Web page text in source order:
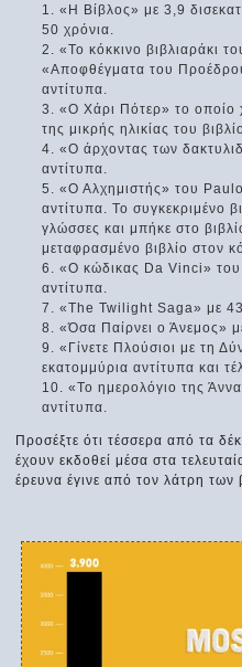
«Η Βίβλος» με 3,9
50 χρόνια.
«Το κόκκινο βιβλιαράκι
«Αποφθέγματα του
αντίτυπα.
«Ο Χάρι Πότερ» το οποίο
της μικρής ηλικίας του
«Ο άρχοντας των
αντίτυπα.
«Ο Αλχημιστής» του
αντίτυπα. Το συγκεκριμένο
γλώσσες και μπήκε στο
μεταφρασμένο βιβλίο στον
«Ο κώδικας Da Vinci»
αντίτυπα.
«The Twilight Saga» με
«Όσα Παίρνει ο Άνεμος»
«Γίνετε Πλούσιοι με τη
εκατομμύρια αντίτυπα και
«Το ημερολόγιο της
αντίτυπα.
Προσέξτε ότι τέσσερα από τα
έχουν εκδοθεί μέσα στα
έρευνα έγινε από τον λάτρη